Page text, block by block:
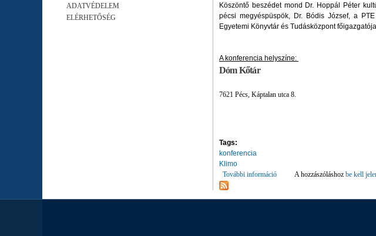
ADATVÉDELEM
ELÉRHETŐSÉG
Köszöntő beszédet mond Dr. Hoppál Péter
pécsi megyéspüspök, Dr. Bódis József, a
Egyetemi Könyvtár és Tudásközpont
A konferencia helyszíne:
Dóm Kőtár
7621 Pécs, Káptalan utca 8.
Tags:
konferencia
Klimo
További információ Jubileumi Klimo konferencia
A hozzászóláshoz be kell